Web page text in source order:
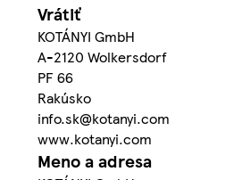
Vrátiť
KOTÁNYI GmbH
A-2120 Wolkersdorf
PF 66
Rakúsko
info.sk@kotanyi.com
www.kotanyi.com
Meno a adresa